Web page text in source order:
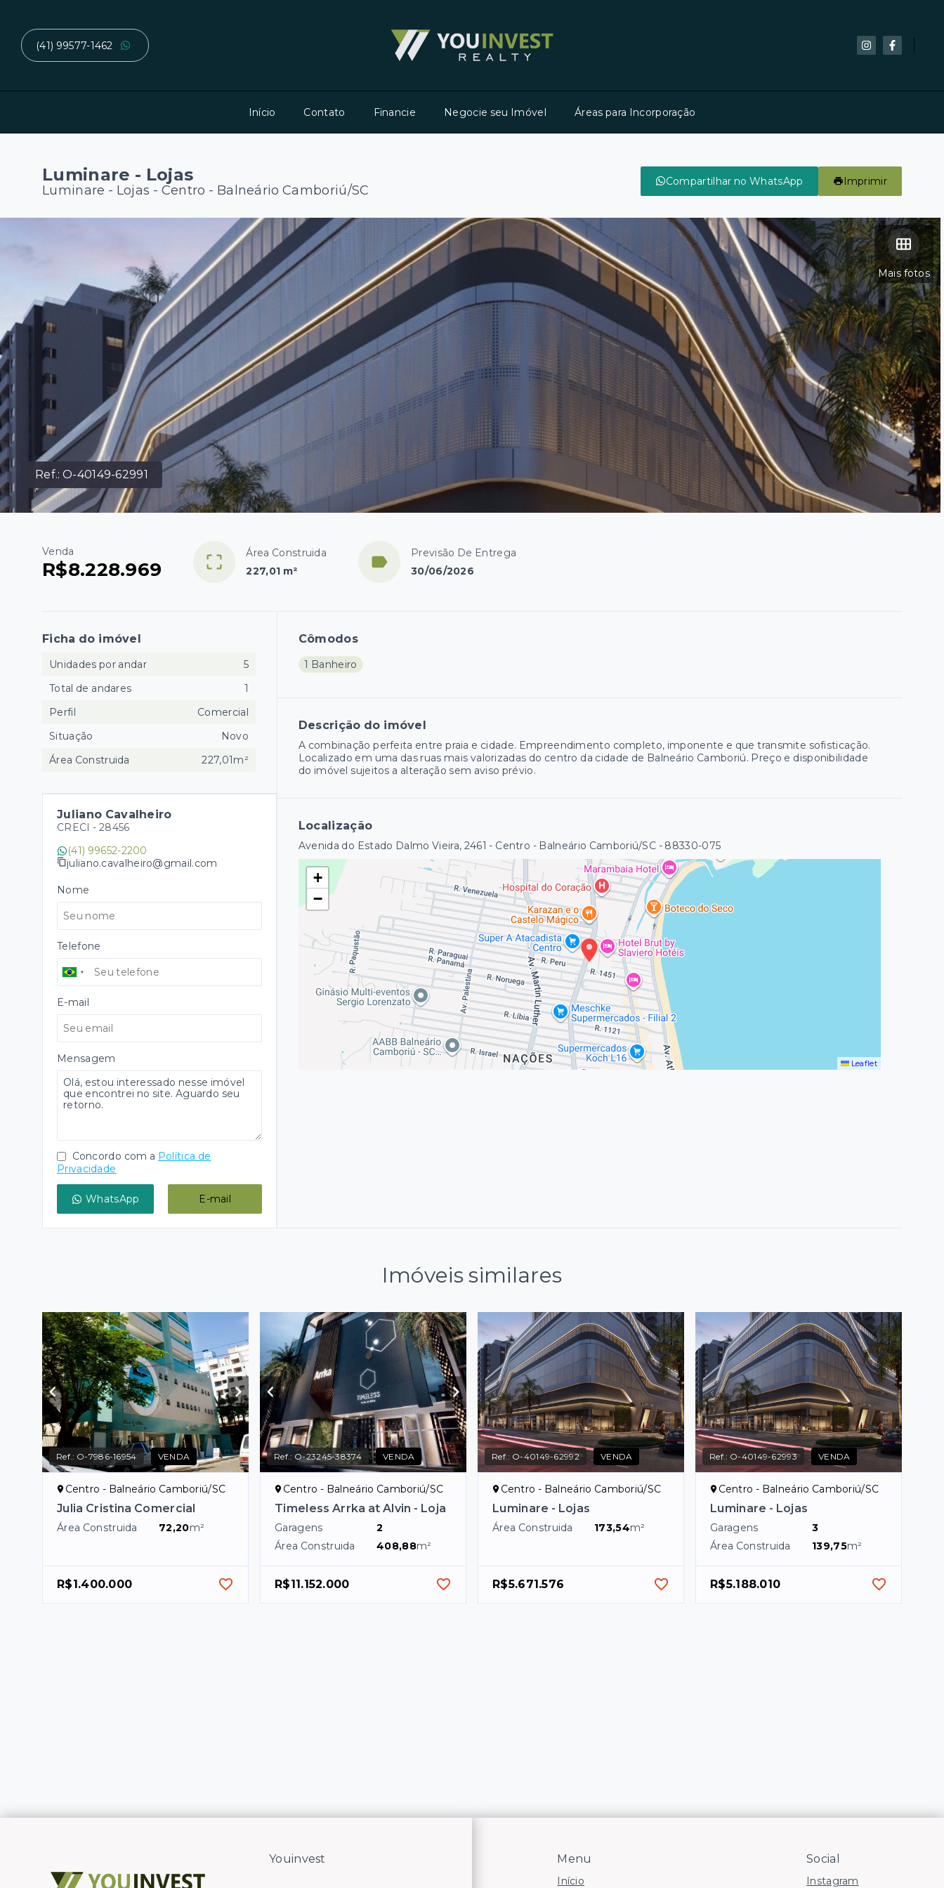
(41) 99577-1462
Início Contato Financie Negocie seu Imóvel Áreas para Incorporação
Luminare - Lojas
Luminare - Lojas - Centro - Balneário Camboriú/SC
Compartilhar no WhatsApp Imprimir
Ref.:O-40149-62991
Mais fotos
Venda
R$8.228.969
Área Construida
227,01 m²
Previsão De Entrega
30/06/2026
Cômodos
1 Banheiro
Descrição do imóvel
A combinação perfeita entre praia e cidade. Empreendimento completo, imponente e que transmite sofisticação.
Localizado em uma das ruas mais valorizadas do centro da cidade de Balneário Camboriú. Preço e disponibilidade
do imóvel sujeitos a alteração sem aviso prévio.
Localização
Avenida do Estado Dalmo Vieira, 2461 - Centro - Balneário Camboriú/SC - 88330-075
+
−
Leaflet
Ficha do imóvel
Unidades por andar
5
Total de andares
1
Perfil
Comercial
Situação
Novo
Área Construida
227,01m²
Juliano Cavalheiro
CRECI - 28456
(41) 99652-2200
juliano.cavalheiro@gmail.com
Nome
Telefone
E-mail
Mensagem
Concordo com a Política de
Privacidade
WhatsApp E-mail
Imóveis similares
Ref.: O-7986-16954 VENDA
Centro - Balneário Camboriú/SC
Julia Cristina Comercial
Área Construida 72,20m²
R$1.400.000
Ref.: O-23245-38374 VENDA
Centro - Balneário Camboriú/SC
Timeless Arrka at Alvin - Loja
Garagens
2
Área Construida
408,88m²
R$11.152.000
Ref.: O-40149-62992 VENDA
Centro - Balneário Camboriú/SC
Luminare - Lojas
Área Construida 173,54m²
R$5.671.576
Ref.: O-40149-62993 VENDA
Centro - Balneário Camboriú/SC
Luminare - Lojas
Garagens
3
Área Construida
139,75m²
R$5.188.010
Menu
Início
Social
Instagram
Youinvest